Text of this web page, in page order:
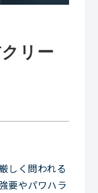
リー
しく問われる
要やパワハラ